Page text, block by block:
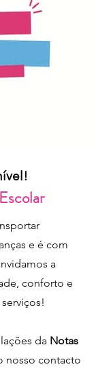
e é com
a
conforto e
da Notas
nosso contacto